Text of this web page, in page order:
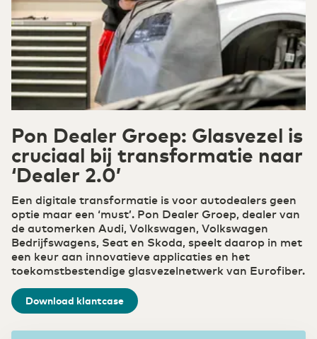
draadloos verder
Cloud & Cloudconnectiviteit
Kies de juiste cloudstrategie: veilig, schaalbaar
en flexibel.
Private Cloud
Jouw eigen soevereine cloudomgeving
Hybrid Cloud Gateway
De oplossing voor flexibele cloudintegratie
Waar connectiviteit en cloud samenkomen
DCspine
Verbind datacenters en clouds eenvoudig via
één portal
Public Cloud
Waar connectiviteit en cloud samenkomen
Colocatie
Datacenter Arnhem 1
Datacenter NL Zuid-West 1
Datacenter NL Zuid-West 2
Datacenter Groningen 1
Finance
Veilig digitaal fundament voor cloud computing
(R)etail
Digitalisering en inzet ICT-middelen kenmerkt
Agri & Food
Technologische innovatie breder toepasbaar
ICT & Telecom
Hoge bandbreedtes en een betrouwbaar netwerk
Industrie
Concurrentiepositie versterken met industrie 4.0
Onze leveranciers
Ons ESG-beleid
Careers
Compliance
Quantum
Belgium English
France Français
Deutschland Deutsch
Germany English
Pon Dealer Groep: Glasvezel is
cruciaal bij transformatie naar
‘Dealer 2.0’
Een digitale transformatie is voor autodealers geen
optie maar een ‘must’. Pon Dealer Groep, dealer van
de automerken Audi, Volkswagen, Volkswagen
Bedrijfswagens, Seat en Skoda, speelt daarop in met
een keur aan innovatieve applicaties en het
toekomstbestendige glasvezelnetwerk van Eurofiber.
Download klantcase